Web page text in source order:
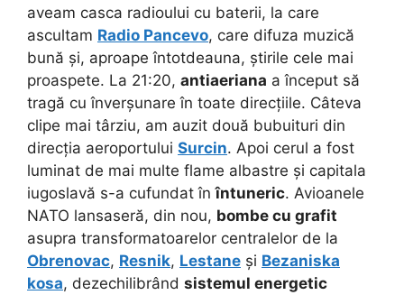
aveam casca radioului cu baterii, la care
ascultam Radio Pancevo, care difuza muzică
bună și, aproape întotdeauna, știrile cele mai
proaspete. La 21:20, antiaeriana a început să
tragă cu înverșunare în toate direcțiile. Câteva
clipe mai târziu, am auzit două bubuituri din
direcția aeroportului Surcin. Apoi cerul a fost
luminat de mai multe flame albastre și capitala
iugoslavă s-a cufundat înîntuneric. Avioanele
NATO lansaseră, din nou, bombe cu grafit
asupra transformatoarelor centralelor de la
Obrenovac, Resnik, Lestane și Bezaniska
kosa, dezechilibrând sistemul energetic